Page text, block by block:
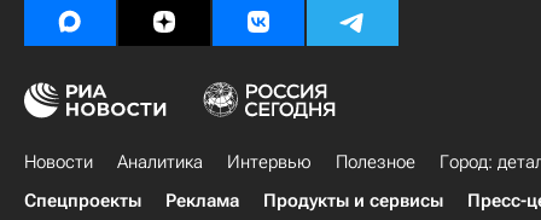
Новости Аналитика Интервью Полезное
Город:
Спецпроекты
Реклама Продукты и сервисы Пресс-